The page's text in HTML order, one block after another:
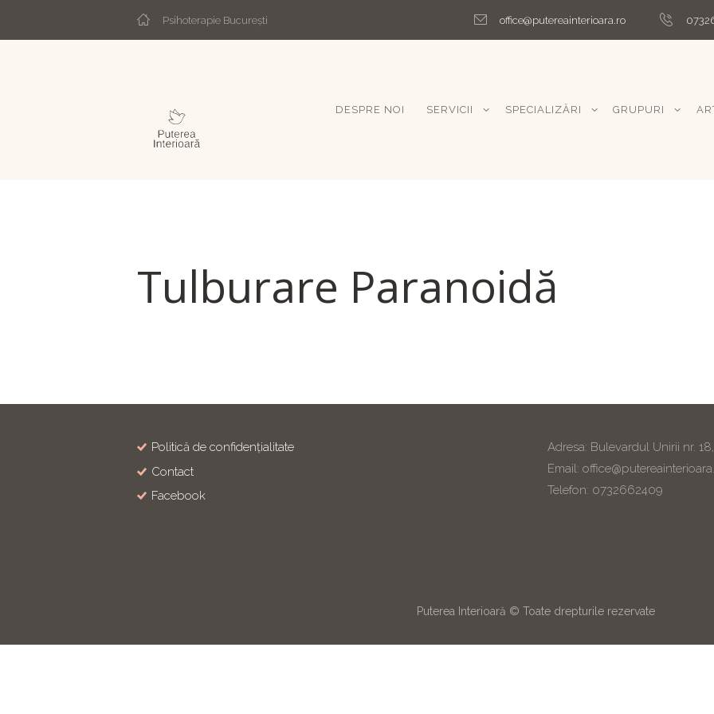
Psihoterapie București office@putereainterioara.ro
DESPRE NOI SERVICII SPECIALIZĂRI GRUPURI
Tulburare Paranoidă
Politică de confidențialitate
Contact
Facebook
Adresa: Bulevardul Unirii nr.
Email:
Telefon: 0732662409
Puterea Interioară © Toate drepturile rezervate